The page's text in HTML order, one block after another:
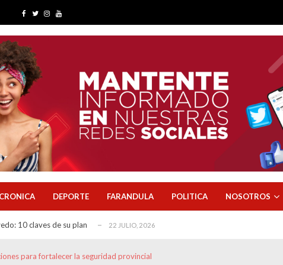
CRONICA DEPORTE FARANDULA POLITICA NOSOTROS
y plantea medidas para mejorar la li...
Solca, agua potable para San Camilo y una ...
claves del importante proyecto que busca regul... 6 JUNIO, 2026
inician su primera experiencia laboral... 31 JULIO, 2026
para la ciudad 29 JULIO, 2026
las finanzas de Quevedo antes de ejecutar gr... 28 JULIO, 2026
reingeniería administrativa y un p...
avance del agua potable, obras rurales y pr... 23 JULIO, 2026
y plantea medidas para mejorar la li...
del importante proyecto que busca regul...
para fortalecer la seguridad provincial